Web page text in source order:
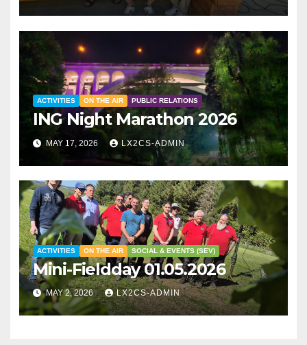
ACTIVITIES ON THE AIR PUBLIC RELATIONS
ING Night Marathon 2026
MAY 17, 2026 LX2CS-ADMIN
ACTIVITIES ON THE AIR SOCIAL & EVENTS (SEV)
Mini-Fieldday 01.05.2026
MAY 2, 2026 LX2CS-ADMIN